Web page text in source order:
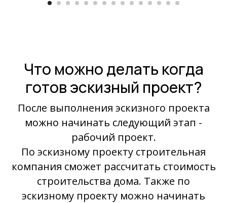
Что можно делать когда
готов эскизный проект?
После выполнения эскизного проекта
можно начинать следующий этап -
рабочий проект.
По эскизному проекту строительная
компания сможет рассчитать стоимость
строительства дома. Также по
эскизному проекту можно начинать